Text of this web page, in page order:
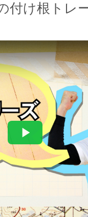
付け根トレ